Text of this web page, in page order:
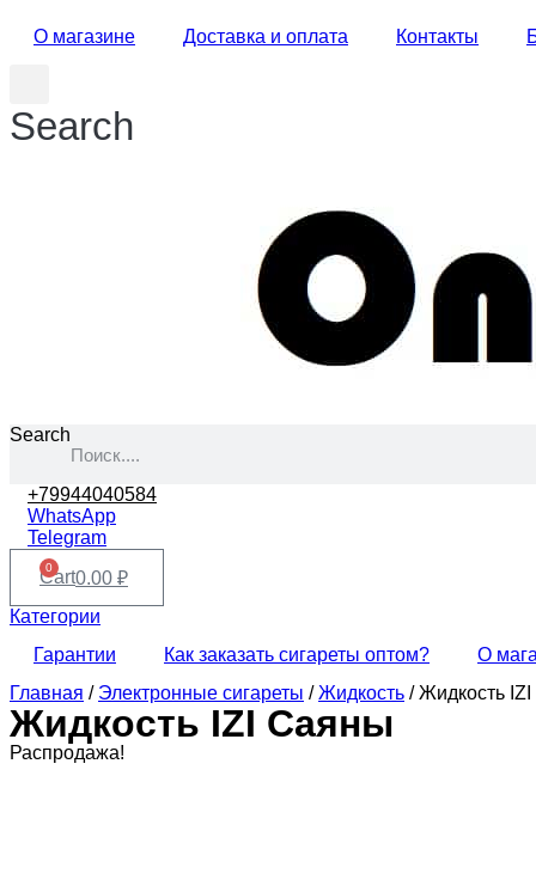
О магазине Доставка и оплата Контакты
Search
Search
+79944040584
WhatsApp
Telegram
0.00 ₽
0
Cart
Категории
Гарантии
Как заказать сигареты оптом?
О
Главная / Электронные сигареты /Жидкость / Жидкость
Жидкость IZI Саяны
Распродажа!